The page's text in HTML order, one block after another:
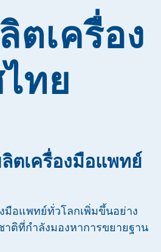
ตเครื่อง
ทย
ตเครื่องมือแพทย์
มือแพทย์ทั่วโลกเพิ่มขึ้นอย่าง
าติที่กำลังมองหาการขยายฐาน